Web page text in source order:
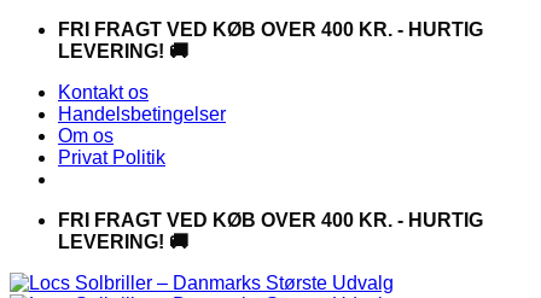
FortsætFRI FRAGT VED KØB OVER 400 KR. - HURTIG
LEVERING! 🚚
Kontakt os
Handelsbetingelser
Om os
Privat Politik
FRI FRAGT VED KØB OVER 400 KR. - HURTIG
LEVERING! 🚚